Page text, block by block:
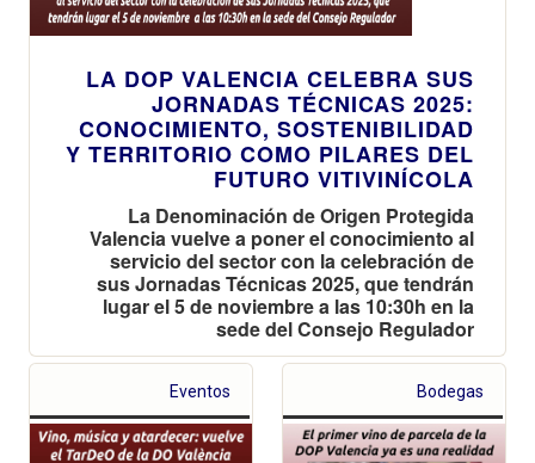
LA DOP VALENCIA CELEBRA SUS
JORNADAS TÉCNICAS 2025:
CONOCIMIENTO, SOSTENIBILIDAD
Y TERRITORIO COMO PILARES DEL
FUTURO VITIVINÍCOLA
La Denominación de Origen Protegida
Valencia vuelve a poner el conocimiento al
servicio del sector con la celebración de
sus Jornadas Técnicas 2025, que tendrán
lugar el 5 de noviembre a las 10:30h en la
sede del Consejo Regulador
Eventos Bodegas